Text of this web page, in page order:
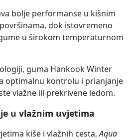
bolje performanse u kišnim
dok istovremeno
u širokom temperaturnom
guma Hankook Winter
optimalnu kontrolu i prianjanje
vlažne ili prekrivene ledom.
u vlažnim uvjetima
kiše i vlažnih cesta,Aqua